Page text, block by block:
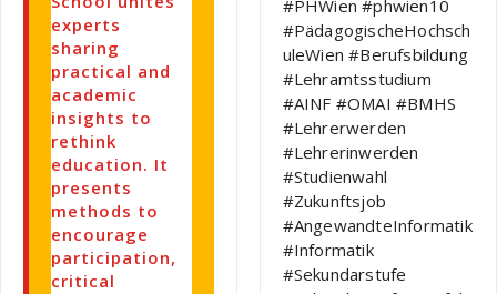
experts
sharing
practical and
academic
insights to
rethink
education. It
presents
methods to
encourage
participation,
critical
#PHWien #phwien10
#PädagogischeHochsch
uleWien #Berufsbildung
#Lehramtsstudium
#AINF #OMAI #BMHS
#Lehrerwerden
#Lehrerinwerden
#Studienwahl
#Zukunftsjob
#AngewandteInformatik
#Informatik
#Sekundarstufe